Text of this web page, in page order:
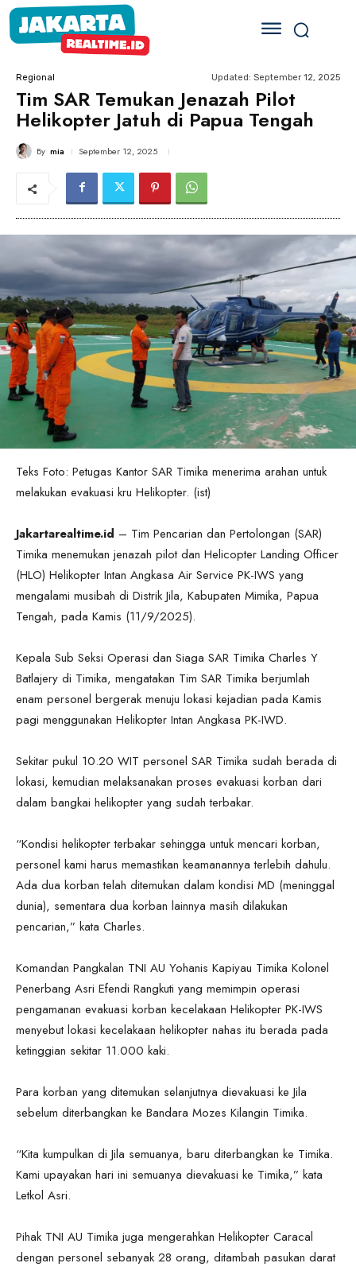
Regional Updated: September 12, 2025
Tim SAR Temukan Jenazah Pilot
Helikopter Jatuh di Papua Tengah
By mia September 12, 2025
Teks Foto: Petugas Kantor SAR Timika menerima arahan untuk
melakukan evakuasi kru Helikopter. (ist)
Jakartarealtime.id – Tim Pencarian dan Pertolongan (SAR)
Timika menemukan jenazah pilot dan Helicopter Landing Officer
(HLO) Helikopter Intan Angkasa Air Service PK-IWS yang
mengalami musibah di Distrik Jila, Kabupaten Mimika, Papua
Tengah, pada Kamis (11/9/2025).
Kepala Sub Seksi Operasi dan Siaga SAR Timika Charles Y
Batlajery di Timika, mengatakan Tim SAR Timika berjumlah
enam personel bergerak menuju lokasi kejadian pada Kamis
pagi menggunakan Helikopter Intan Angkasa PK-IWD.
Sekitar pukul 10.20 WIT personel SAR Timika sudah berada di
lokasi, kemudian melaksanakan proses evakuasi korban dari
dalam bangkai helikopter yang sudah terbakar.
“Kondisi helikopter terbakar sehingga untuk mencari korban,
personel kami harus memastikan keamanannya terlebih dahulu.
Ada dua korban telah ditemukan dalam kondisi MD (meninggal
dunia), sementara dua korban lainnya masih dilakukan
pencarian,” kata Charles.
Komandan Pangkalan TNI AU Yohanis Kapiyau Timika Kolonel
Penerbang Asri Efendi Rangkuti yang memimpin operasi
pengamanan evakuasi korban kecelakaan Helikopter PK-IWS
menyebut lokasi kecelakaan helikopter nahas itu berada pada
ketinggian sekitar 11.000 kaki.
Para korban yang ditemukan selanjutnya dievakuasi ke Jila
sebelum diterbangkan ke Bandara Mozes Kilangin Timika.
“Kita kumpulkan di Jila semuanya, baru diterbangkan ke Timika.
Kami upayakan hari ini semuanya dievakuasi ke Timika,” kata
Letkol Asri.
Pihak TNI AU Timika juga mengerahkan Helikopter Caracal
dengan personel sebanyak 28 orang, ditambah pasukan darat